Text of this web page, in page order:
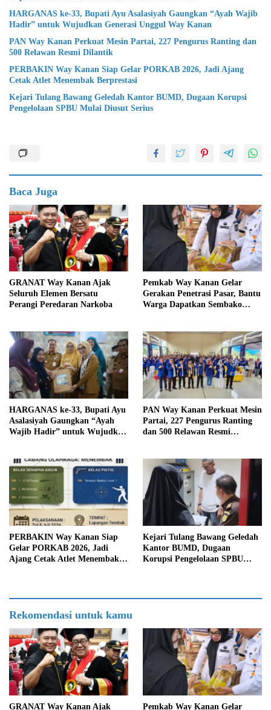
HARGANAS ke-33, Bupati Ayu Asalasiyah Gaungkan “Ayah Wajib
Hadir” untuk Wujudkan Generasi Unggul Way Kanan
PAN Way Kanan Perkuat Mesin Partai, 227 Pengurus Ranting dan
500 Relawan Resmi Dilantik
PERBAKIN Way Kanan Siap Gelar PORKAB 2026, Jadi Ajang
Cetak Atlet Menembak Berprestasi
Kejari Tulang Bawang Geledah Kantor BUMD, Dugaan Korupsi
Pengelolaan SPBU Mulai Diusut Serius
Baca Juga
GRANAT Way Kanan Ajak
Seluruh Elemen Bersatu
Perangi Peredaran Narkoba
Pemkab Way Kanan Gelar
Gerakan Penetrasi Pasar, Bantu
Warga Dapatkan Sembako
HARGANAS ke-33, Bupati Ayu
Asalasiyah Gaungkan “Ayah
Wajib Hadir” untuk Wujudkan
PAN Way Kanan Perkuat Mesin
Partai, 227 Pengurus Ranting
dan 500 Relawan Resmi
PERBAKIN Way Kanan Siap
Gelar PORKAB 2026, Jadi
Ajang Cetak Atlet Menembak
Kejari Tulang Bawang Geledah
Kantor BUMD, Dugaan
Korupsi Pengelolaan SPBU
Rekomendasi untuk kamu
GRANAT Way Kanan Ajak Pemkab Way Kanan Gelar